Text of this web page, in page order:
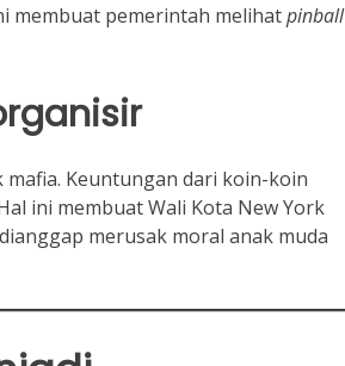
membuat pemerintah melihatpinball
Keuntungan dari koin-koin
ini membuat Wali Kota New York
merusak moral anak muda